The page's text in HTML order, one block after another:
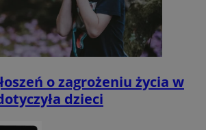
o zagrożeniu życia w
dzieci